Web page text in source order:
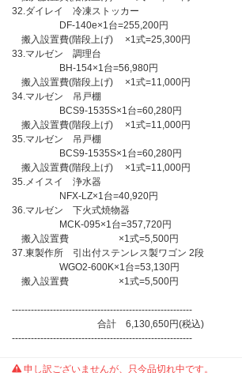
32.ダイレイ 冷凍ストッカー
DF-140e×1台=255,200円
搬入設置費(階段上げ) ×1式=25,300円
33.マルゼン 調理台
BH-154×1台=56,980円
搬入設置費(階段上げ) ×1式=11,000円
34.マルゼン 吊戸棚
BCS9-1535S×1台=60,280円
搬入設置費(階段上げ) ×1式=11,000円
35.マルゼン 吊戸棚
BCS9-1535S×1台=60,280円
搬入設置費(階段上げ) ×1式=11,000円
35.メイスイ 浄水器
NFX-LZ×1台=40,920円
36.マルゼン 下火式焼物器
MCK-095×1台=357,720円
搬入設置費 ×1式=5,500円
37.東製作所 引出付ステンレス製ワゴン 2段
WGO2-600K×1台=53,130円
搬入設置費 ×1式=5,500円
---------------------------------------------------------
合計 6,130,650円(税込)
---------------------------------------------------------
申し訳ございませんが、只今品切れ中です。